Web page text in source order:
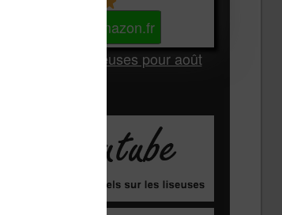
Voir sur Amazon.fr
Les Meilleures liseuses pour août